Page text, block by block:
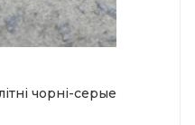
чорні-серые